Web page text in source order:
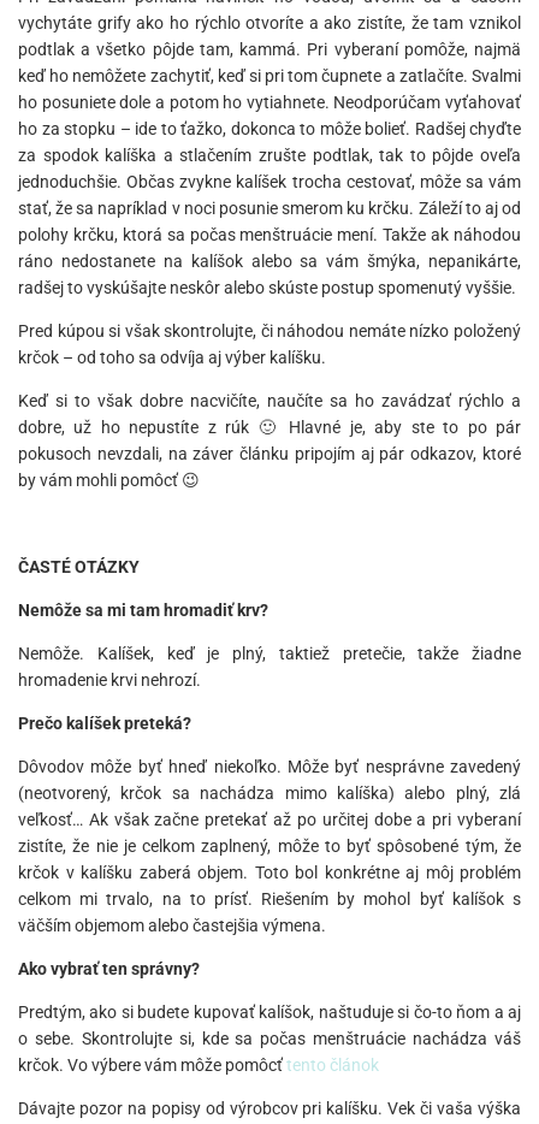
vychytáte grify ako ho rýchlo otvoríte a ako zistíte, že tam vznikol
podtlak a všetko pôjde tam, kammá. Pri vyberaní pomôže, najmä
keď ho nemôžete zachytiť, keď si pri tom čupnete a zatlačíte. Svalmi
ho posuniete dole a potom ho vytiahnete. Neodporúčam vyťahovať
ho za stopku – ide to ťažko, dokonca to môže bolieť. Radšej chyďte
za spodok kalíška a stlačením zrušte podtlak, tak to pôjde oveľa
jednoduchšie. Občas zvykne kalíšek trocha cestovať, môže sa vám
stať, že sa napríklad v noci posunie smerom ku krčku. Záleží to aj od
polohy krčku, ktorá sa počas menštruácie mení. Takže ak náhodou
ráno nedostanete na kalíšok alebo sa vám šmýka, nepanikárte,
radšej to vyskúšajte neskôr alebo skúste postup spomenutý vyššie.
Pred kúpou si však skontrolujte, či náhodou nemáte nízko položený
krčok – od toho sa odvíja aj výber kalíšku.
Keď si to však dobre nacvičíte, naučíte sa ho zavádzať rýchlo a
dobre, už ho nepustíte z rúk 🙂 Hlavné je, aby ste to po pár
pokusoch nevzdali, na záver článku pripojím aj pár odkazov, ktoré
by vám mohli pomôcť 😉
ČASTÉ OTÁZKY
Nemôže sa mi tam hromadiť krv?
Nemôže. Kalíšek, keď je plný, taktiež pretečie, takže žiadne
hromadenie krvi nehrozí.
Prečo kalíšek preteká?
Dôvodov môže byť hneď niekoľko. Môže byť nesprávne zavedený
(neotvorený, krčok sa nachádza mimo kalíška) alebo plný, zlá
veľkosť… Ak však začne pretekať až po určitej dobe a pri vyberaní
zistíte, že nie je celkom zaplnený, môže to byť spôsobené tým, že
krčok v kalíšku zaberá objem. Toto bol konkrétne aj môj problém
celkom mi trvalo, na to prísť. Riešením by mohol byť kalíšok s
väčším objemom alebo častejšia výmena.
Ako vybrať ten správny?
Predtým, ako si budete kupovať kalíšok, naštuduje si čo-to ňom a aj
o sebe. Skontrolujte si, kde sa počas menštruácie nachádza váš
krčok. Vo výbere vám môže pomôcťtento článok
Dávajte pozor na popisy od výrobcov pri kalíšku. Vek či vaša výška